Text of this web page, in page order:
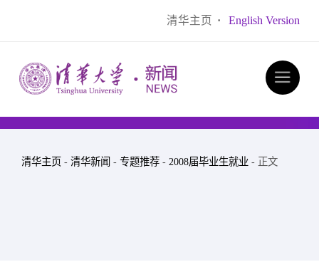
清华主页 · English Version
清华主页 - 清华新闻 - 专题推荐 - 2008届毕业生就业 - 正文